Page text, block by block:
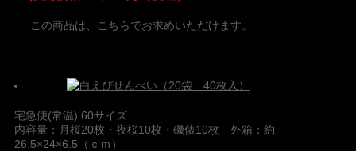
この商品は、こちらでお求めいただけます。
宅急便(常温) 60サイズ
内容量：月桜20枚・夜桜10枚・磯俵10枚 外箱：約
26.5×24×6.5（ｃｍ）